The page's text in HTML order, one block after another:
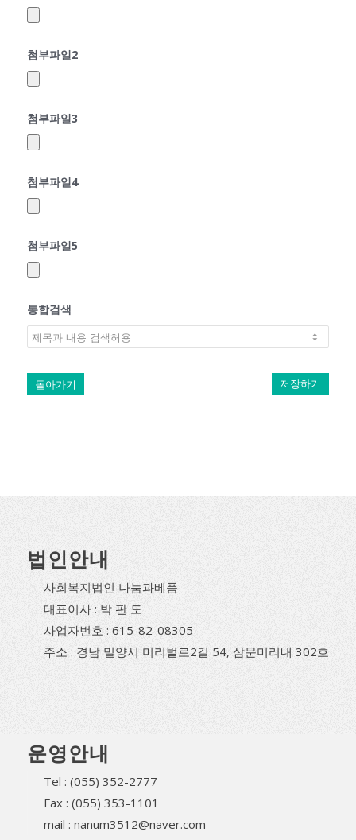
첨부파일2
첨부파일3
첨부파일4
첨부파일5
통합검색
돌아가기 저장하기
법인안내
사회복지법인 나눔과베품
대표이사 : 박 판 도
사업자번호 : 615-82-08305
주소 : 경남 밀양시 미리벌로2길 54, 삼문미리내 302호
운영안내
Tel : (055) 352-2777
Fax : (055) 353-1101
mail : nanum3512@naver.com